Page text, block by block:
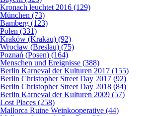
Kronach leuchtet 2016 (129)
München (73)
Bamberg (123)
Polen (331)
Kraków (Krakau) (92)
Wrocław (Breslau) (75)
Poznań (Posen) (164)
Menschen und Ereignisse (388)
Berlin Karneval der Kulturen 2017 (155)
Berlin Christopher Street Day 2017 (92)
Berlin Christopher Street Day 2018 (84)
Berlin Karneval der Kulturen 2009 (57)
Lost Places (258)
Mallorca Ruine Weinkooperative (44)